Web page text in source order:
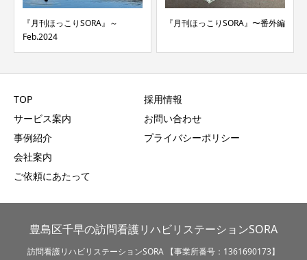
『月刊ほっこりSORA』～
Feb.2024
『月刊ほっこりSORA』〜番外編
TOP
サービス案内
事例紹介
会社案内
ご依頼にあたって
採用情報
お問い合わせ
プライバシーポリシー
豊島区千早の訪問看護リハビリステーションSORA
訪問看護リハビリステーションSORA 【事業所番号：1361690173】